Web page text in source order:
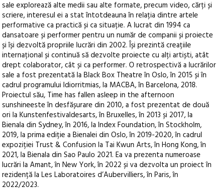
sale explorează alte medii sau alte formate, precum video, cărți și
scriere, interesul ei a stat întotdeauna în relația dintre artele
performative ca practică și ca situație. A lucrat din 1994 ca
dansatoare și performer pentru un număr de companii și proiecte
și își dezvoltă propriile lucrări din 2002. Își prezintă creațiile
internațional și continuă să dezvolte proiecte cu alți artiști, atât
drept colaborator, cât și ca performer. O retrospectivă a lucrărilor
sale a fost prezentată la Black Box Theatre în Oslo, în 2015 și în
cadrul programului Idiorritmias, la MACBA, în Barcelona, 2018.
Proiectul său, Time has fallen asleep in the afternoon
sunshineeste în desfășurare din 2010, a fost prezentat de două
ori la Kunstenfestivaldesarts, în Bruxelles, în 2013 și 2017, la
Bienala din Sydney, în 2016, la Index Foundation, în Stockholm,
2019, la prima ediție a Bienalei din Oslo, în 2019-2020, în cadrul
expoziției Trust & Confusion la Tai Kwun Arts, în Hong Kong, în
2021, la Bienala din Sao Paulo 2021. Ea va prezenta numeroase
lucrări la Amant, în New York, în 2022 și va dezvolta un proiect în
rezidență la Les Laboratoires d’Aubervilliers, în Paris, în
2022/2023.